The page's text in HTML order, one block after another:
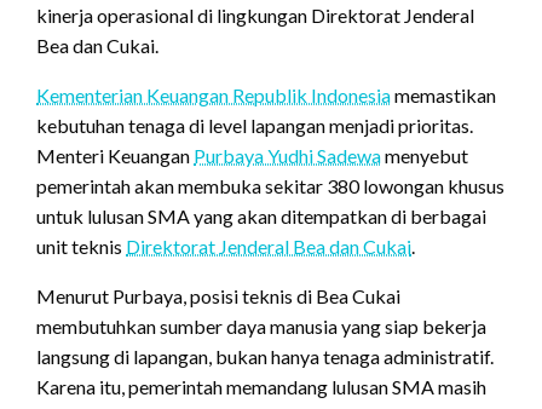
kinerja operasional di lingkungan Direktorat Jenderal
Bea dan Cukai.
Kementerian Keuangan Republik Indonesiamemastikan
kebutuhan tenaga di level lapangan menjadi prioritas.
Menteri Keuangan Purbaya Yudhi Sadewamenyebut
pemerintah akan membuka sekitar 380 lowongan khusus
untuk lulusan SMA yang akan ditempatkan di berbagai
unit teknis Direktorat Jenderal Bea dan Cukai
Menurut Purbaya, posisi teknis di Bea Cukai
membutuhkan sumber daya manusia yang siap bekerja
langsung di lapangan, bukan hanya tenaga administratif.
Karena itu, pemerintah memandang lulusan SMA masih